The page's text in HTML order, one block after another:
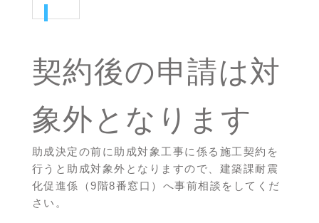
契約後の申請は対
象外となります
助成決定の前に助成対象工事に係る施工契約を
行うと助成対象外となりますので、建築課耐震
化促進係（9階8番窓口）へ事前相談をしてくだ
さい。